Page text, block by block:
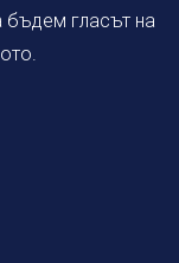
бъдем гласът на